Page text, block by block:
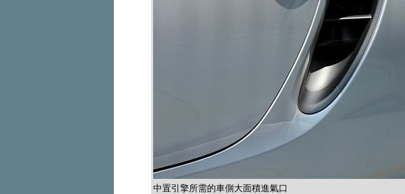
中置引擎所需的車側大面積進氣口